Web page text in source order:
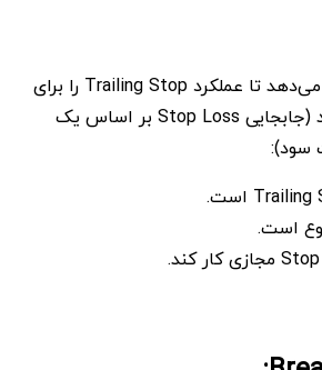
این پنل به شما امکان می‌دهد تا عملکرد Trailing Stop را برای
موقعیت‌ها تنظیم کنید (جابجایی Stop Loss بر اساس یک
سود):
است.